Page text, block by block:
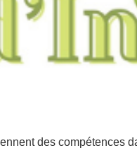
des compétences